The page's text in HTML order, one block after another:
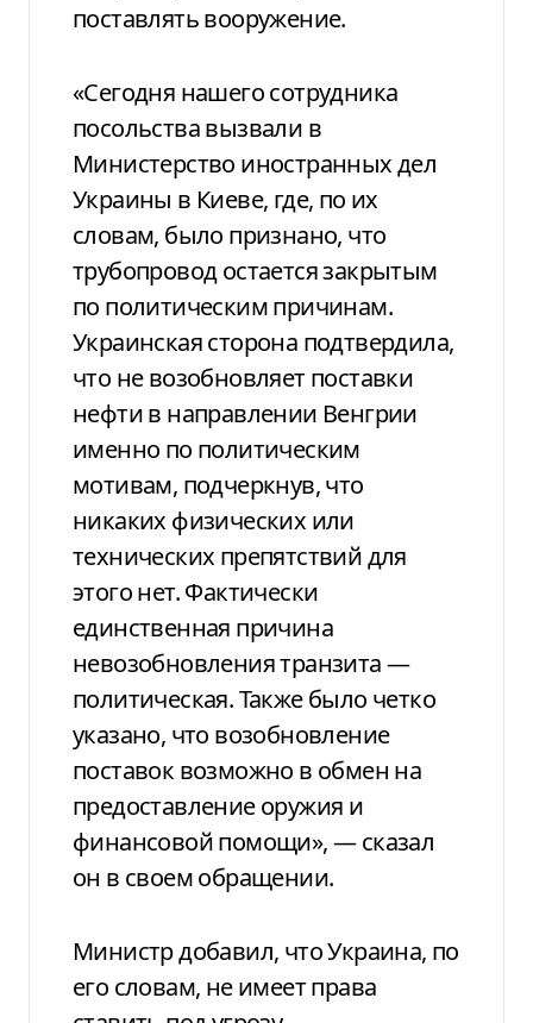
поставлять вооружение.
«Сегодня нашего сотрудника
посольства вызвали в
Министерство иностранных дел
Украины в Киеве, где, по их
словам, было признано, что
трубопровод остается закрытым
по политическим причинам.
Украинская сторона подтвердила,
что не возобновляет поставки
нефти в направлении Венгрии
именно по политическим
мотивам, подчеркнув, что
никаких физических или
технических препятствий для
этого нет. Фактически
единственная причина
невозобновления транзита —
политическая. Также было четко
указано, что возобновление
поставок возможно в обмен на
предоставление оружия и
финансовой помощи», — сказал
он в своем обращении.
Министр добавил, что Украина, по
его словам, не имеет права